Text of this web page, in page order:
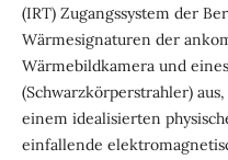
(IRT) Zugangssystem der
Wärmesignaturen der
Wärmebildkamera und
(Schwarzkörperstrahler)
einem idealisierten
einfallende